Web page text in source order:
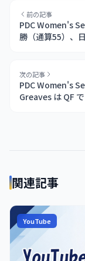
前の記事
PDC Women's
勝（通算55）、
次の記事
PDC Women's
Greaves は QF
関連記事
YouTube